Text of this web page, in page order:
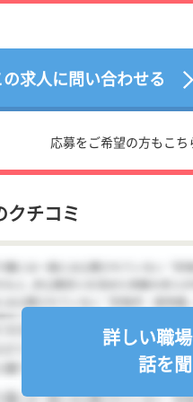
求人に問い合わせる
応募をご希望の方もこち
クチコミ
詳しい職
話を